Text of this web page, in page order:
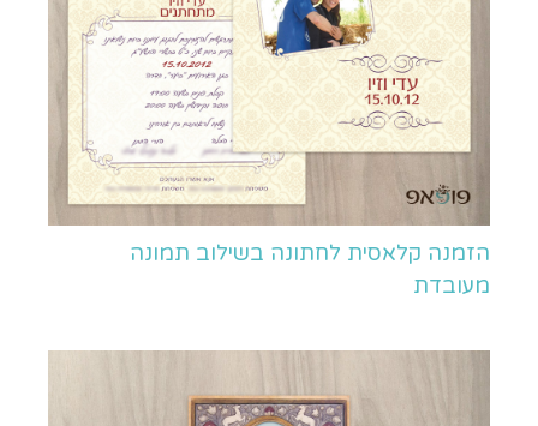
הזמנה קלאסית לחתונה בשילוב תמונה
מעובדת